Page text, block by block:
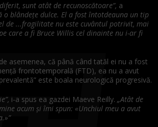
sunt atât de recunoscătoare”, a
o blândețe dulce. El a fost întotdeauna un tip
de ...fragilitate nu este cuvântul potrivit, mai
care a fi Bruce Willis cel dinainte nu i-ar fi
asemenea, că până când tatăl ei nu a fost
frontotemporală (FTD), ea nu a avut
este boala neurologică progresivă.
i-a spus ea gazdei Maeve Reilly. „Atât de
acum și îmi spun: «Unchiul meu a avut